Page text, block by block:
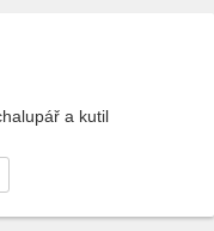
a kutil